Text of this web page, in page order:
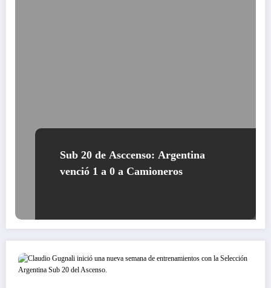
Sub 20 de Asccenso: Argentina
venció 1 a 0 a Camioneros